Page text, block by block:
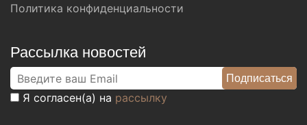
Политика конфиденциальности
Рассылка новостей
Я согласен(а) на рассылку